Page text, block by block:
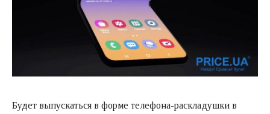
Будет выпускаться в форме телефона-раскладушки в